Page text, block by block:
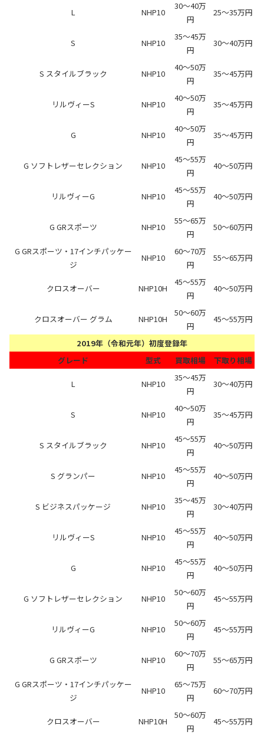
L NHP10
30～40万
円
25～35万円
S NHP10
35～45万
円
30～40万円
S スタイルブラック NHP10
40～50万
円
35～45万円
リルヴィーS NHP10
40～50万
円
35～45万円
G NHP10
40～50万
円
35～45万円
G ソフトレザーセレクション NHP10
45～55万
円
40～50万円
リルヴィーG NHP10
45～55万
円
40～50万円
G GRスポーツ NHP10
55～65万
円
50～60万円
G GRスポーツ・17インチパッケー
ジ
NHP10
60～70万
円
55～65万円
クロスオーバー NHP10H
45～55万
円
40～50万円
クロスオーバー グラム NHP10H
50～60万
円
45～55万円
2019年（令和元年）初度登録年
グレード
型式 買取相場 下取り相場
L NHP10
35～45万
円
30～40万円
S NHP10
40～50万
円
35～45万円
S スタイルブラック NHP10
45～55万
円
40～50万円
S グランパー NHP10
45～55万
円
40～50万円
S ビジネスパッケージ NHP10
35～45万
円
30～40万円
リルヴィーS NHP10
45～55万
円
40～50万円
G NHP10
45～55万
円
40～50万円
G ソフトレザーセレクション NHP10
50～60万
円
45～55万円
リルヴィーG NHP10
50～60万
円
45～55万円
G GRスポーツ NHP10
60～70万
円
55～65万円
G GRスポーツ・17インチパッケー
ジ
NHP10
65～75万
円
60～70万円
クロスオーバー NHP10H
50～60万
円
45～55万円